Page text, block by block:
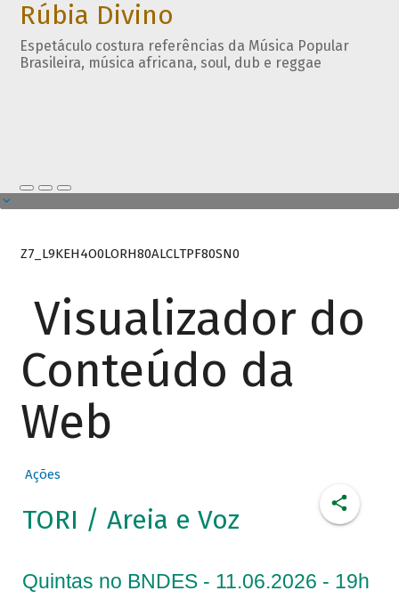
Rúbia Divino
Espetáculo costura referências da Música Popular
Brasileira, música africana, soul, dub e reggae
Z7_L9KEH4O0LORH80ALCLTPF80SN0
Visualizador do
Conteúdo da
Web
Ações
TORI / Areia e Voz
Quintas no BNDES - 11.06.2026 - 19h